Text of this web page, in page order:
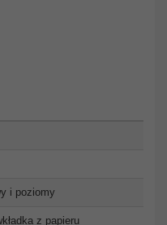
i poziomy
z papieru